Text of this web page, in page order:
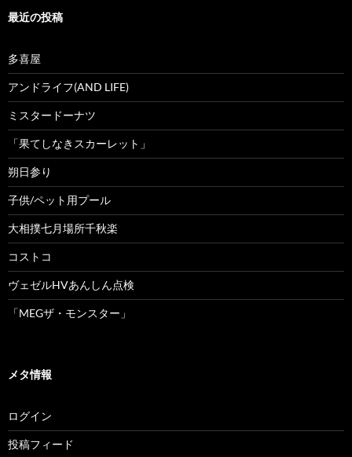
最近の投稿
多喜屋
アンドライフ(AND LIFE)
ミスタードーナツ
「果てしなきスカーレット」
朔日参り
子供/ペット用プール
大相撲七月場所千秋楽
コストコ
ヴェゼルHVあんしん点検
「MEGザ・モンスター」
メタ情報
ログイン
投稿フィード